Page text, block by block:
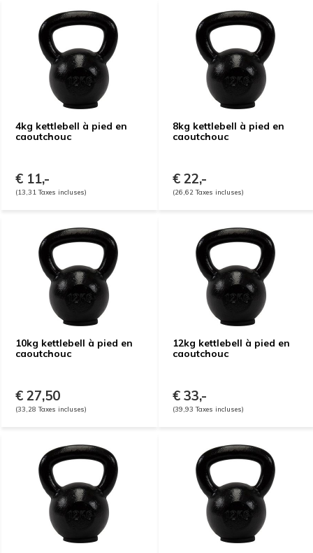
4kg kettlebell à pied en
caoutchouc
€ 11,-
(13,31 Taxes incluses)
8kg kettlebell à pied en
caoutchouc
€ 22,-
(26,62 Taxes incluses)
10kg kettlebell à pied en
caoutchouc
€ 27,50
(33,28 Taxes incluses)
12kg kettlebell à pied en
caoutchouc
€ 33,-
(39,93 Taxes incluses)